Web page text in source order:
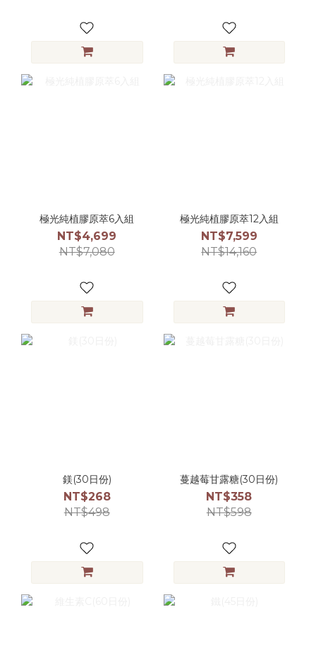
極光純植膠原萃6入組
NT$4,699
NT$7,080
極光純植膠原萃12入組
NT$7,599
NT$14,160
鎂(30日份)
NT$268
NT$498
蔓越莓甘露糖(30日份)
NT$358
NT$598